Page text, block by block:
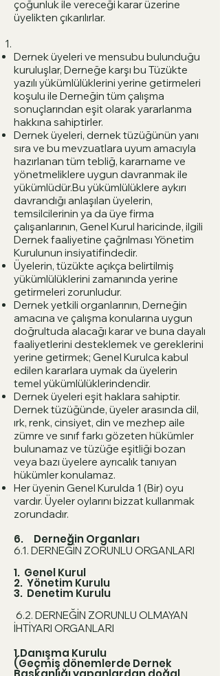
çoğunluk ile vereceği karar üzerine
üyelikten çıkarılırlar.
Dernek üyeleri ve mensubu bulunduğu
kuruluşlar, Derneğe karşı bu Tüzükte
yazılı yükümlülüklerini yerine getirmeleri
koşulu ile Derneğin tüm çalışma
sonuçlarından eşit olarak yararlanma
hakkına sahiptirler.
Dernek üyeleri, dernek tüzüğünün yanı
sıra ve bu mevzuatlara uyum amacıyla
hazırlanan tüm tebliğ, kararname ve
yönetmeliklere uygun davranmak ile
yükümlüdür.Bu yükümlülüklere aykırı
davrandığı anlaşılan üyelerin,
temsilcilerinin ya da üye firma
çalışanlarının, Genel Kurul haricinde, ilgili
Dernek faaliyetine çağrılması Yönetim
Kurulunun insiyatifindedir.
Üyelerin, tüzükte açıkça belirtilmiş
yükümlülüklerini zamanında yerine
getirmeleri zorunludur.
Dernek yetkili organlarının, Derneğin
amacına ve çalışma konularına uygun
doğrultuda alacağı karar ve buna dayalı
faaliyetlerini desteklemek ve gereklerini
yerine getirmek; Genel Kurulca kabul
edilen kararlara uymak da üyelerin
temel yükümlülüklerindendir.
Dernek üyeleri eşit haklara sahiptir.
Dernek tüzüğünde, üyeler arasında dil,
ırk, renk, cinsiyet, din ve mezhep aile
zümre ve sınıf farkı gözeten hükümler
bulunamaz ve tüzüğe eşitliği bozan
veya bazı üyelere ayrıcalık tanıyan
hükümler konulamaz.
Her üyenin Genel Kurulda 1 (Bir) oyu
vardır. Üyeler oylarını bizzat kullanmak
zorundadır.
6. Derneğin Organları
6.1. DERNEĞİN ZORUNLU ORGANLARI
1. Genel Kurul
2. Yönetim Kurulu
3. Denetim Kurulu
6.2. DERNEĞİN ZORUNLU OLMAYAN
İHTİYARI ORGANLARI
1.Danışma Kurulu
(Geçmiş dönemlerde Dernek